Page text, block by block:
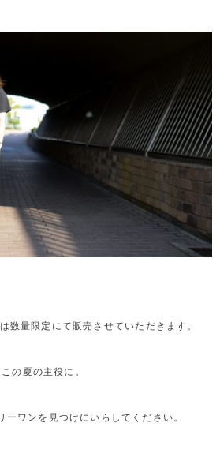
数量限定にて販売させていただきます。
この夏の主役に。
ーワンを見つけにいらしてください。